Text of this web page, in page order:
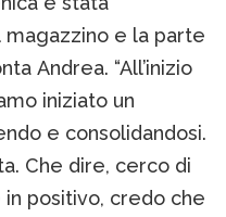
magazzino e la parte
Andrea. “All’inizio
iniziato un
e consolidandosi.
Che dire, cerco di
positivo, credo che